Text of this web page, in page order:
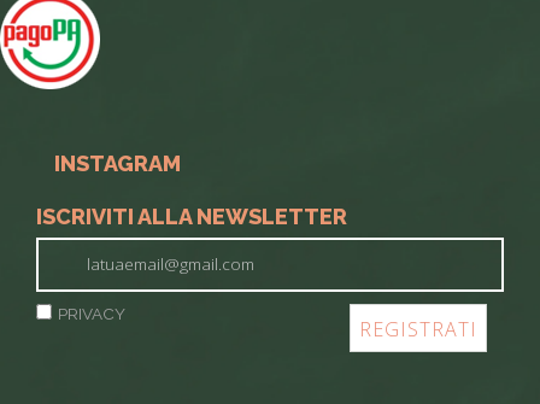
INSTAGRAM
ISCRIVITI ALLA NEWSLETTER
PRIVACY